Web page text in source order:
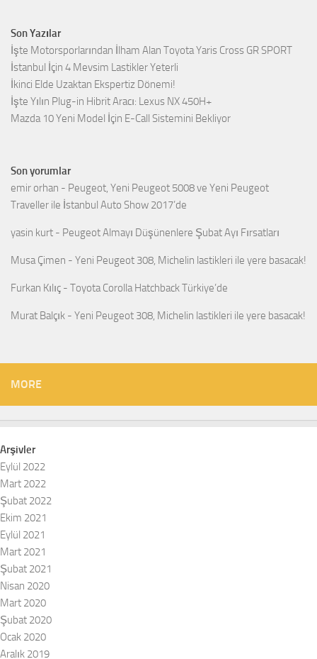
Son Yazılar
İşte Motorsporlarından İlham Alan Toyota Yaris Cross GR SPORT
İstanbul İçin 4 Mevsim Lastikler Yeterli
İkinci Elde Uzaktan Ekspertiz Dönemi!
İşte Yılın Plug-in Hibrit Aracı: Lexus NX 450H+
Mazda 10 Yeni Model İçin E-Call Sistemini Bekliyor
Son yorumlar
emir orhan - Peugeot, Yeni Peugeot 5008 ve Yeni Peugeot
Traveller ile İstanbul Auto Show 2017’de
yasin kurt - Peugeot Almayı Düşünenlere Şubat Ayı Fırsatları
Musa Çimen - Yeni Peugeot 308, Michelin lastikleri ile yere basacak!
Furkan Kılıç - Toyota Corolla Hatchback Türkiye’de
Murat Balçık - Yeni Peugeot 308, Michelin lastikleri ile yere basacak!
MORE
Arşivler
Eylül 2022
Mart 2022
Şubat 2022
Ekim 2021
Eylül 2021
Mart 2021
Şubat 2021
Nisan 2020
Mart 2020
Şubat 2020
Ocak 2020
Aralık 2019